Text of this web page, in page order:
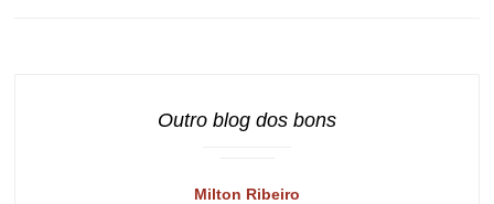
Outro blog dos bons
Milton Ribeiro